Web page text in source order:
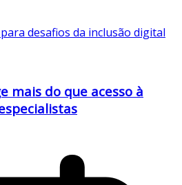
mais do que acesso à